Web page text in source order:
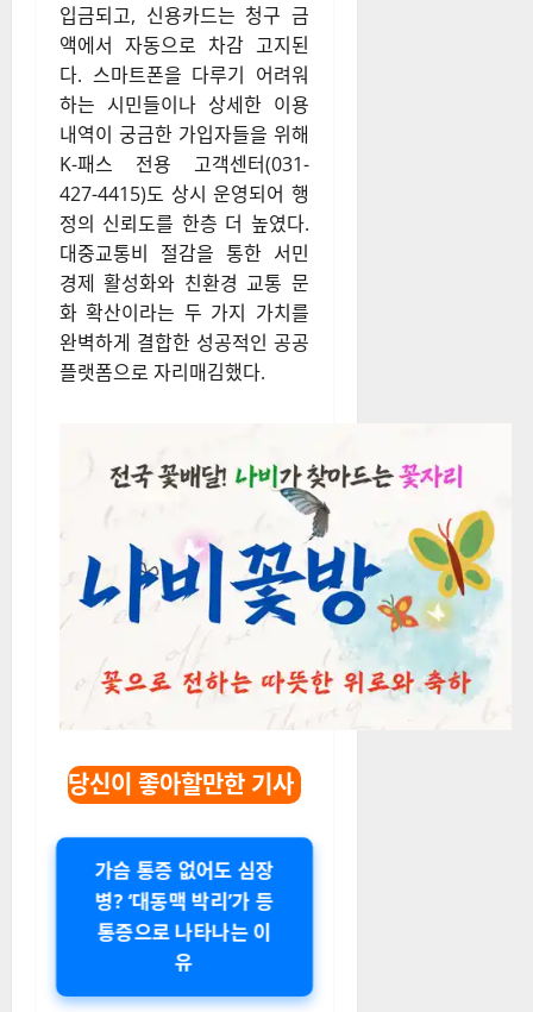
입금되고, 신용카드는 청구 금
액에서 자동으로 차감 고지된
다. 스마트폰을 다루기 어려워
하는 시민들이나 상세한 이용
내역이 궁금한 가입자들을 위해
K-패스 전용 고객센터(031-
427-4415)도 상시 운영되어 행
정의 신뢰도를 한층 더 높였다.
대중교통비 절감을 통한 서민
경제 활성화와 친환경 교통 문
화 확산이라는 두 가지 가치를
완벽하게 결합한 성공적인 공공
플랫폼으로 자리매김했다.
당신이 좋아할만한 기사
가슴 통증 없어도 심장
병? ‘대동맥 박리’가 등
통증으로 나타나는 이
유